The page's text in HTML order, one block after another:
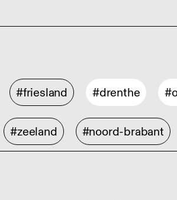
#friesland #drenthe
#zeeland #noord-brabant